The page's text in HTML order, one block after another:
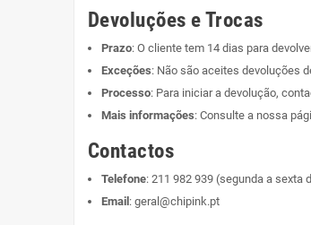
Devoluções e Trocas
Prazo: O cliente tem 14 dias para
Exceções: Não são aceites devoluções
Processo: Para iniciar a devolução,
Mais informações: Consulte a nossa
Contactos
Telefone: 211 982 939 (segunda a sexta
Email : geral@chipink.pt